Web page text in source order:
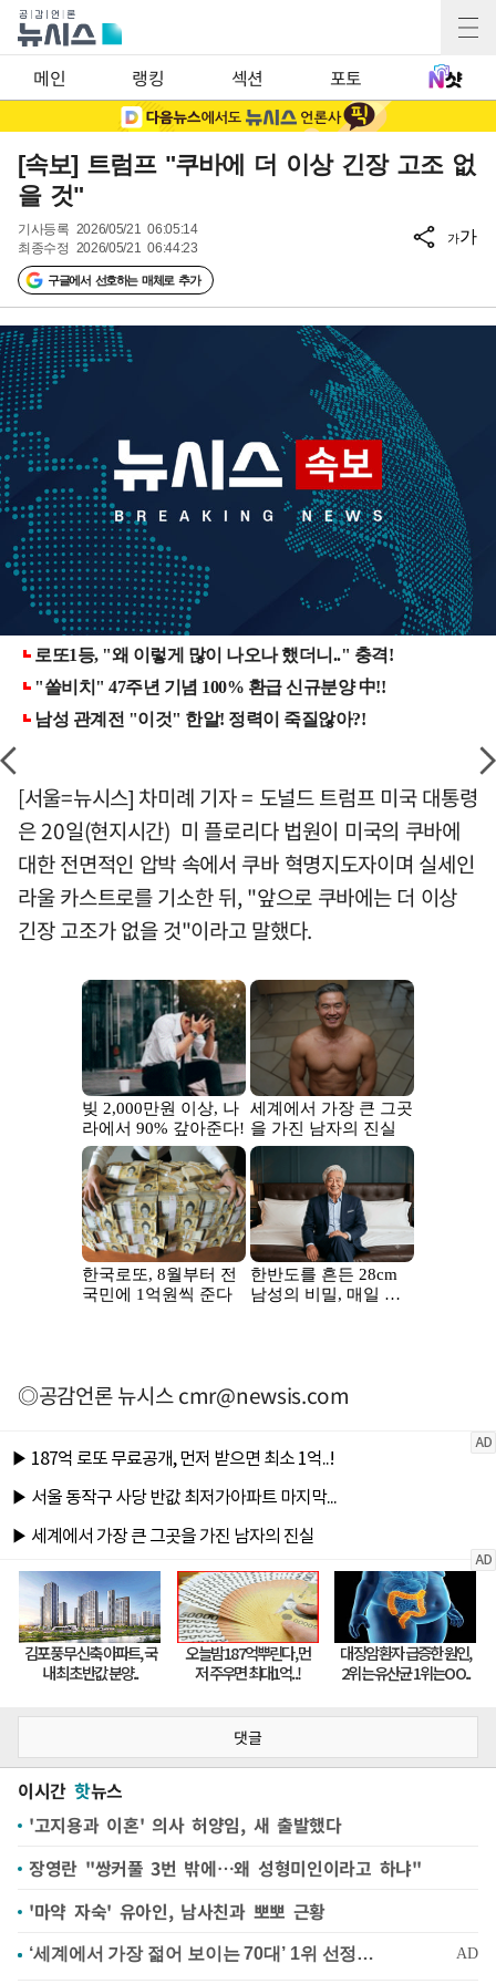
메인 랭킹 섹션 포토
[속보] 트럼프 "쿠바에 더 이상 긴장 고조 없
을 것"
기사등록 2026/05/21 06:05:14
최종수정 2026/05/21 06:44:23
구글에서 선호하는 매체로 추가
가가
[서울=뉴시스] 차미례 기자 = 도널드 트럼프 미국 대통령
은 20일(현지시간) 미 플로리다 법원이 미국의 쿠바에
대한 전면적인 압박 속에서 쿠바 혁명지도자이며 실세인
라울 카스트로를 기소한 뒤, "앞으로 쿠바에는 더 이상
긴장 고조가 없을 것"이라고 말했다.
◎공감언론 뉴시스cmr@newsis.com
댓글
이시간 핫뉴스
'고지용과 이혼' 의사 허양임, 새 출발했다
장영란 "쌍커풀 3번 밖에…왜 성형미인이라고 하냐"
'마약 자숙' 유아인, 남사친과 뽀뽀 근황